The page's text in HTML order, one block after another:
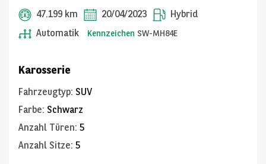
47.199 km 20/04/2023
Hybrid
Automatik
Kennzeichen SW-MH84E
Karosserie
Fahrzeugtyp: SUV
Farbe: Schwarz
Anzahl Türen: 5
Anzahl Sitze: 5